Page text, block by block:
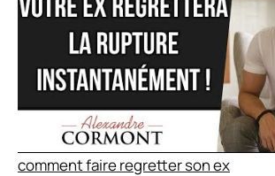
comment faire regretter son ex